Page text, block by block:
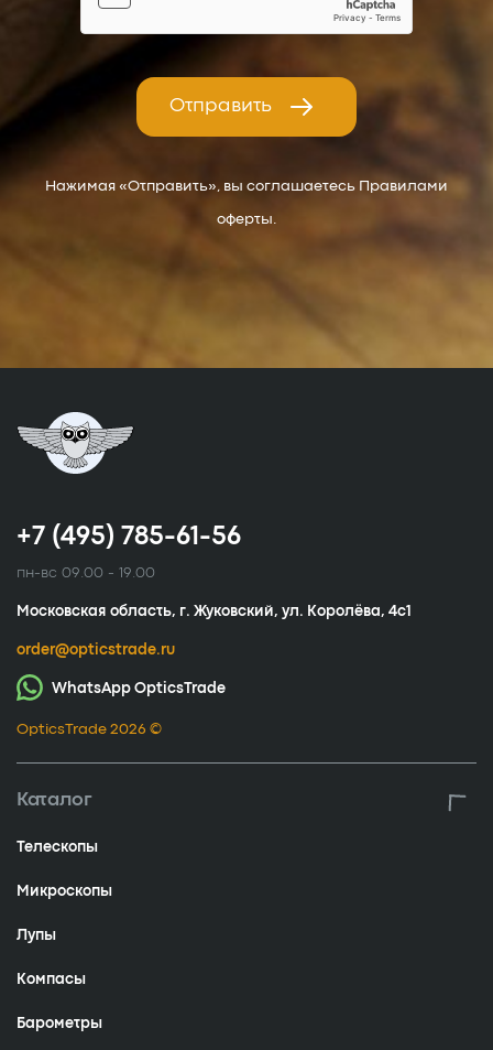
Отправить
Нажимая «Отправить», вы соглашаетесь Правилами
оферты.
+7 (495) 785-61-56
пн-вс 09.00 - 19.00
Московская область, г. Жуковский, ул. Королёва, 4с1
order@opticstrade.ru
WhatsApp OpticsTrade
OpticsTrade 2026 ©
Каталог
Телескопы
Микроскопы
Лупы
Компасы
Барометры